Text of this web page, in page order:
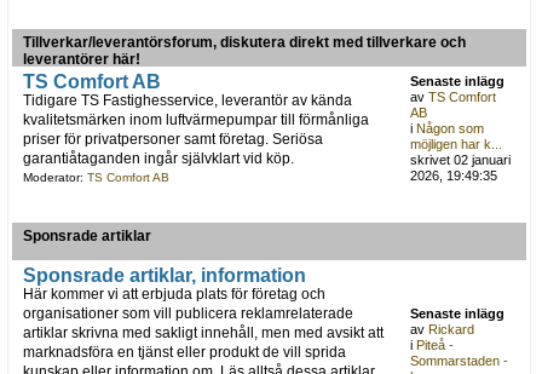
Tillverkar/leverantörsforum, diskutera direkt med tillverkare och
leverantörer här!
TS Comfort AB
Tidigare TS Fastighesservice, leverantör av kända
kvalitetsmärken inom luftvärmepumpar till förmånliga
priser för privatpersoner samt företag. Seriösa
garantiåtaganden ingår självklart vid köp.
Moderator: TS Comfort AB
Senaste inlägg
avTS Comfort
AB
iNågon som
möjligen har k...
skrivet 02 januari
2026, 19:49:35
Sponsrade artiklar
Sponsrade artiklar, information
Här kommer vi att erbjuda plats för företag och
organisationer som vill publicera reklamrelaterade
artiklar skrivna med sakligt innehåll, men med avsikt att
marknadsföra en tjänst eller produkt de vill sprida
Senaste inlägg
avRickard
iPiteå -
Sommarstaden -